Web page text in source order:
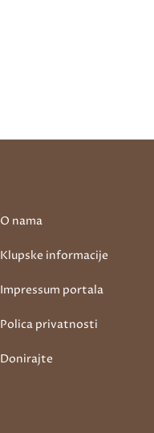
O nama
Klupske informacije
Impressum portala
Polica privatnosti
Donirajte